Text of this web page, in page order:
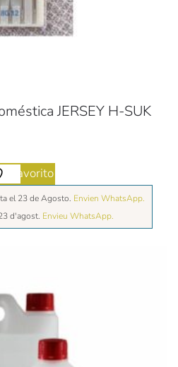
JERSEY H-SUK
Favorito
el 23 de Agosto. Envien WhatsApp.
d'agost. Envieu WhatsApp.